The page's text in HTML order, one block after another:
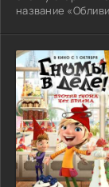
название
своим поступком
современное
человек сбежал
возвращаться.
мире, в